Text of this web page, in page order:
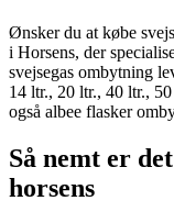
Ønsker du at købe
i Horsens, der
svejsegas ombytning
14 ltr., 20 ltr., 40 ltr.,
også albee flasker
Så nemt er det
horsens